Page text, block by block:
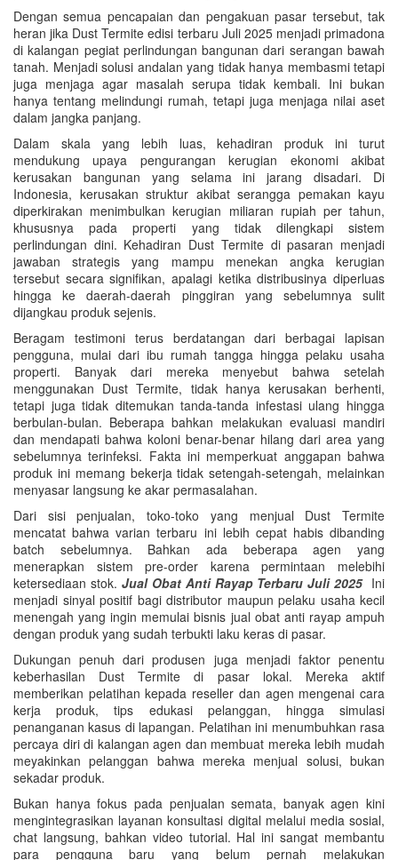
Dengan semua pencapaian dan pengakuan pasar tersebut, tak
heran jika Dust Termite edisi terbaru Juli 2025 menjadi primadona
di kalangan pegiat perlindungan bangunan dari serangan bawah
tanah. Menjadi solusi andalan yang tidak hanya membasmi tetapi
juga menjaga agar masalah serupa tidak kembali. Ini bukan
hanya tentang melindungi rumah, tetapi juga menjaga nilai aset
dalam jangka panjang.
Dalam skala yang lebih luas, kehadiran produk ini turut
mendukung upaya pengurangan kerugian ekonomi akibat
kerusakan bangunan yang selama ini jarang disadari. Di
Indonesia, kerusakan struktur akibat serangga pemakan kayu
diperkirakan menimbulkan kerugian miliaran rupiah per tahun,
khususnya pada properti yang tidak dilengkapi sistem
perlindungan dini. Kehadiran Dust Termite di pasaran menjadi
jawaban strategis yang mampu menekan angka kerugian
tersebut secara signifikan, apalagi ketika distribusinya diperluas
hingga ke daerah-daerah pinggiran yang sebelumnya sulit
dijangkau produk sejenis.
Beragam testimoni terus berdatangan dari berbagai lapisan
pengguna, mulai dari ibu rumah tangga hingga pelaku usaha
properti. Banyak dari mereka menyebut bahwa setelah
menggunakan Dust Termite, tidak hanya kerusakan berhenti,
tetapi juga tidak ditemukan tanda-tanda infestasi ulang hingga
berbulan-bulan. Beberapa bahkan melakukan evaluasi mandiri
dan mendapati bahwa koloni benar-benar hilang dari area yang
sebelumnya terinfeksi. Fakta ini memperkuat anggapan bahwa
produk ini memang bekerja tidak setengah-setengah, melainkan
menyasar langsung ke akar permasalahan.
Dari sisi penjualan, toko-toko yang menjual Dust Termite
mencatat bahwa varian terbaru ini lebih cepat habis dibanding
batch sebelumnya. Bahkan ada beberapa agen yang
menerapkan sistem pre-order karena permintaan melebihi
ketersediaan stok. Jual Obat Anti Rayap Terbaru Juli 2025Ini
menjadi sinyal positif bagi distributor maupun pelaku usaha kecil
menengah yang ingin memulai bisnis jual obat anti rayap ampuh
dengan produk yang sudah terbukti laku keras di pasar.
Dukungan penuh dari produsen juga menjadi faktor penentu
keberhasilan Dust Termite di pasar lokal. Mereka aktif
memberikan pelatihan kepada reseller dan agen mengenai cara
kerja produk, tips edukasi pelanggan, hingga simulasi
penanganan kasus di lapangan. Pelatihan ini menumbuhkan rasa
percaya diri di kalangan agen dan membuat mereka lebih mudah
meyakinkan pelanggan bahwa mereka menjual solusi, bukan
sekadar produk.
Bukan hanya fokus pada penjualan semata, banyak agen kini
mengintegrasikan layanan konsultasi digital melalui media sosial,
chat langsung, bahkan video tutorial. Hal ini sangat membantu
para pengguna baru yang belum pernah melakukan